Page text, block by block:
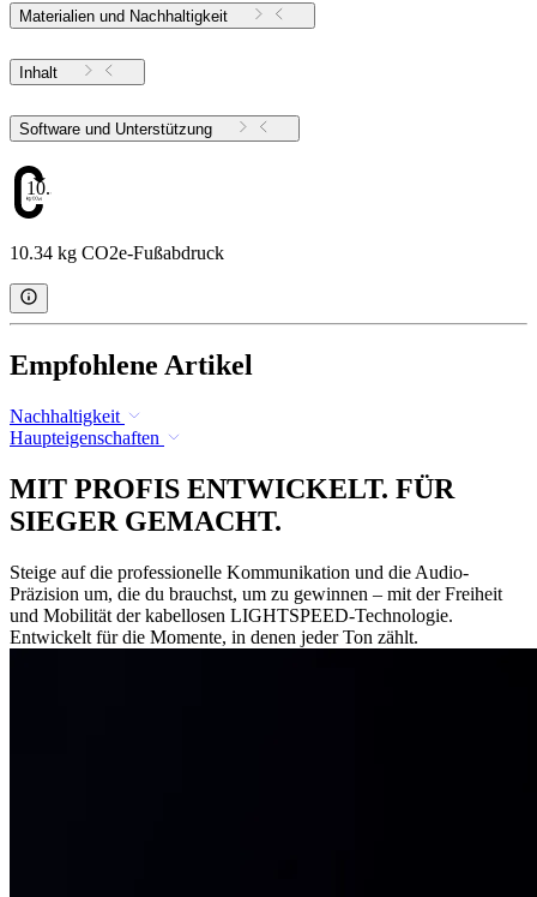
Materialien und Nachhaltigkeit
Inhalt
Software und Unterstützung
10.34
10.34 kg CO2e-Fußabdruck
Empfohlene Artikel
Nachhaltigkeit
Haupteigenschaften
MIT PROFIS ENTWICKELT. FÜR
SIEGER GEMACHT.
Steige auf die professionelle Kommunikation und die Audio-
Präzision um, die du brauchst, um zu gewinnen – mit der Freiheit
und Mobilität der kabellosen LIGHTSPEED-Technologie.
Entwickelt für die Momente, in denen jeder Ton zählt.